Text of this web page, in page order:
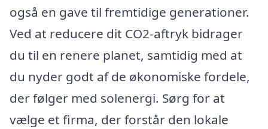
også en gave til fremtidige generationer.
Ved at reducere dit CO2-aftryk bidrager
du til en renere planet, samtidig med at
du nyder godt af de økonomiske fordele,
der følger med solenergi. Sørg for at
vælge et firma, der forstår den lokale